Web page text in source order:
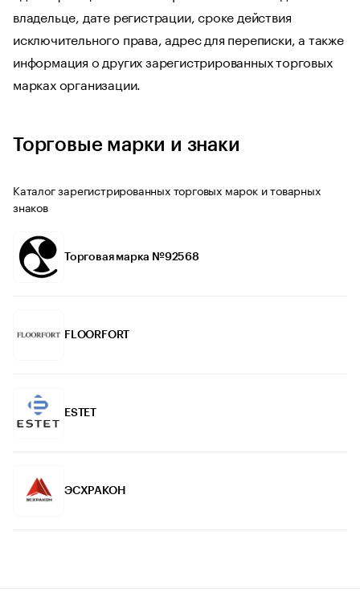
владельце, дате регистрации, сроке действия
исключительного права, адрес для переписки, а также
информация о других зарегистрированных торговых
марках организации.
Торговые марки и знаки
Каталог зарегистрированных торговых марок и товарных
знаков
Торговая марка №92568
FLOORFORT
ESTET
ЭСХРАКОН